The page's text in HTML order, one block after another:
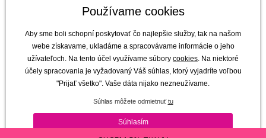
Sme tu pre vás a vaše deti s radosťou a mim(m)oriadnou starostlivosťou od
roku 2011
Designs, Melii a SKÅGFÄ pre ČR a Slovensko
Copyright © 2011-2026 mimmo s.r.o. |Všetky práva vyhradené | technicky
zaisťuje Simplia s.r.o.
Používame cookies
Aby sme boli schopní poskytovať čo najlepšie služby, tak na našom
webe získavame, ukladáme a spracovávame informácie o jeho
užívateľoch. Na tento účel využívame súbory cookies. Na niektoré
účely spracovania je vyžadovaný Váš súhlas, ktorý vyjadríte voľbou
"Prijať všetko". Vaše dáta nijako nezneužívame.
Súhlas môžete odmietnuťtu
Súhlasím